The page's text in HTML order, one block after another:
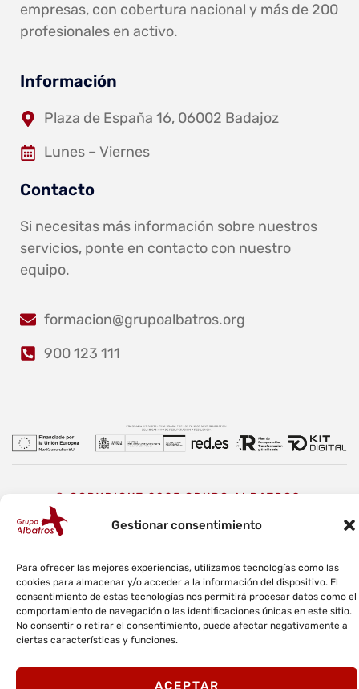
Gestionar consentimiento
Para ofrecer las mejores experiencias, utilizamos tecnologías como las
cookies para almacenar y/o acceder a la información del dispositivo. El
consentimiento de estas tecnologías nos permitirá procesar datos como el
comportamiento de navegación o las identificaciones únicas en este sitio.
No consentir o retirar el consentimiento, puede afectar negativamente a
ciertas características y funciones.
ACEPTAR
empresas, con cobertura nacional y más de 200
profesionales en activo.
Información
Plaza de España 16, 06002 Badajoz
Lunes – Viernes
Contacto
Si necesitas más información sobre nuestros
servicios, ponte en contacto con nuestro
equipo.
formacion@grupoalbatros.org
900 123 111
© COPYRIGHT 2025 GRUPO ALBATROS.
Aviso Legal
Política de privacidad
Política de calidad y medioambiente
Canal ético